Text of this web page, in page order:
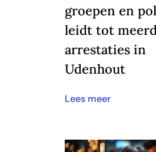
groepen en
leidt tot
arrestaties in
Udenhout
Lees meer